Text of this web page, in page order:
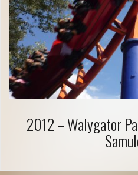
2012 – Walygator